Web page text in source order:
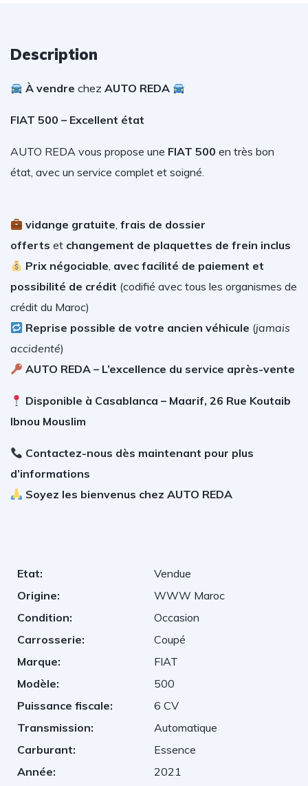
Description
À vendre chez AUTO REDA
FIAT 500 – Excellent état
AUTO REDA vous propose une FIAT 500 en très bon
état, avec un service complet et soigné.
vidange gratuite,frais de dossier
offerts et changement de plaquettes de frein inclus
Prix négociable, avec facilité de paiement et
possibilité de crédit (codifié avec tous les organismes de
crédit du Maroc)
Reprise possible de votre ancien véhicule (jamais
accidenté)
AUTO REDA – L’excellence du service après-vente
Disponible à Casablanca – Maarif, 26 Rue Koutaib
Ibnou Mouslim
Contactez-nous dès maintenant pour plus
d’informations
Soyez les bienvenus chez AUTO REDA
Etat:
Vendue
Origine:
WWW Maroc
Condition:
Occasion
Carrosserie:
Coupé
Marque:
FIAT
Modèle:
500
Puissance fiscale:
6 CV
Transmission:
Automatique
Carburant:
Essence
Année:
2021